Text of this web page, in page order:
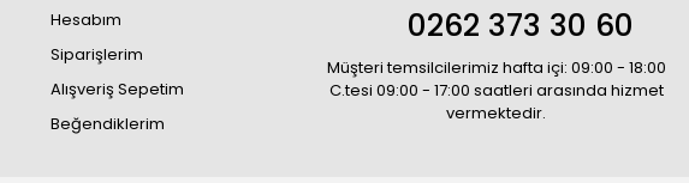
Hesabım
Siparişlerim
Alışveriş Sepetim
Beğendiklerim
0262 373 30 60
Müşteri temsilcilerimiz hafta içi: 09:00 - 18:00
C.tesi 09:00 - 17:00 saatleri arasında hizmet
vermektedir.